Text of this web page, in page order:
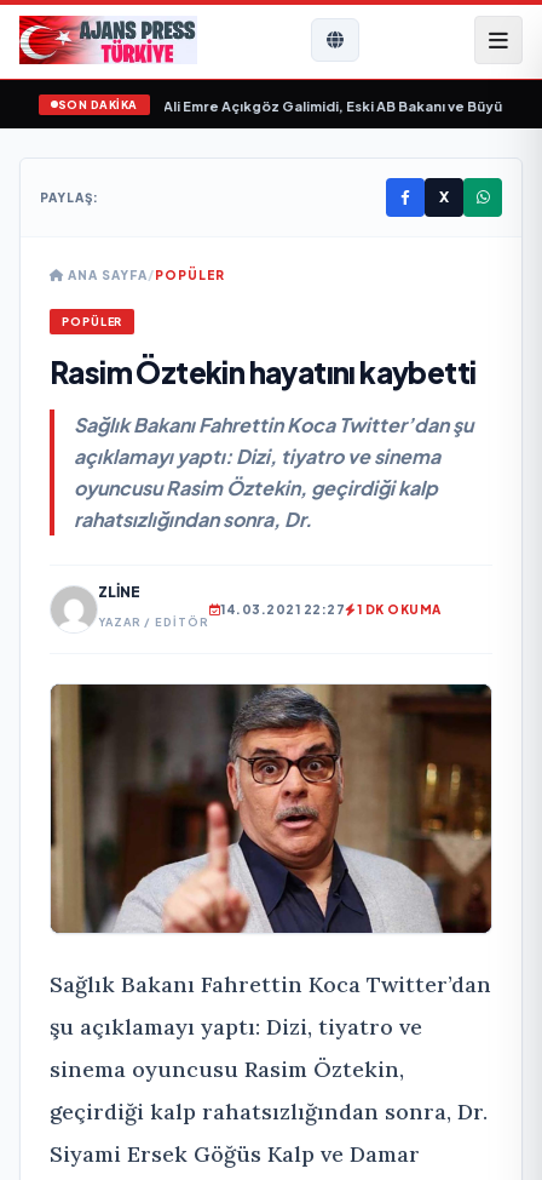
SON DAKİKA
“ yayımlandı• Ali Emre Açıkgöz Galimidi, Eski AB Bakanı ve Büyükelçi
PAYLAŞ: X
ANA SAYFA/POPÜLER
POPÜLER
Rasim Öztekin hayatını kaybetti
Sağlık Bakanı Fahrettin Koca Twitter’dan şu
açıklamayı yaptı: Dizi, tiyatro ve sinema
oyuncusu Rasim Öztekin, geçirdiği kalp
rahatsızlığından sonra, Dr.
ZLINE
YAZAR / EDITÖR
14.03.2021 22:27 1 DK OKUMA
Sağlık Bakanı Fahrettin Koca Twitter’dan
şu açıklamayı yaptı: Dizi, tiyatro ve
sinema oyuncusu Rasim Öztekin,
geçirdiği kalp rahatsızlığından sonra, Dr.
Siyami Ersek Göğüs Kalp ve Damar